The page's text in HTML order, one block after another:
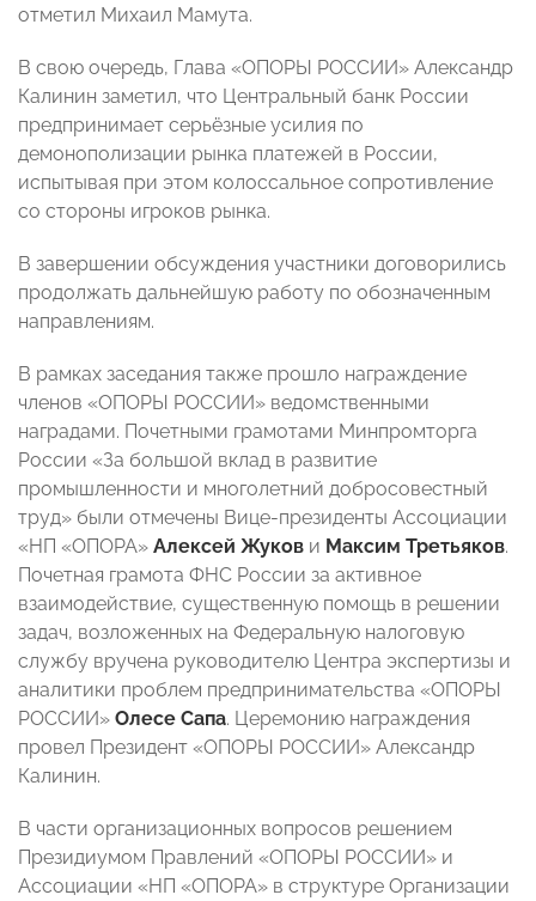
отметил Михаил Мамута.
В свою очередь, Глава «ОПОРЫ РОССИИ» Александр
Калинин заметил, что Центральный банк России
предпринимает серьёзные усилия по
демонополизации рынка платежей в России,
испытывая при этом колоссальное сопротивление
со стороны игроков рынка.
В завершении обсуждения участники договорились
продолжать дальнейшую работу по обозначенным
направлениям.
В рамках заседания также прошло награждение
членов «ОПОРЫ РОССИИ» ведомственными
наградами. Почетными грамотами Минпромторга
России «За большой вклад в развитие
промышленности и многолетний добросовестный
труд» были отмечены Вице-президенты Ассоциации
«НП «ОПОРА» Алексей Жуков и Максим Третьяков.
Почетная грамота ФНС России за активное
взаимодействие, существенную помощь в решении
задач, возложенных на Федеральную налоговую
службу вручена руководителю Центра экспертизы и
аналитики проблем предпринимательства «ОПОРЫ
РОССИИ» Олесе Сапа. Церемонию награждения
провел Президент «ОПОРЫ РОССИИ» Александр
Калинин.
В части организационных вопросов решением
Президиумом Правлений «ОПОРЫ РОССИИ» и
Ассоциации «НП «ОПОРА» в структуре Организации